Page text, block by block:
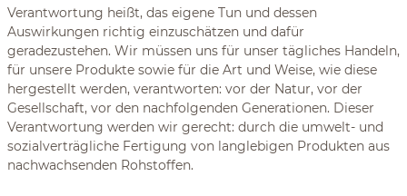
Verantwortung heißt, das eigene Tun und dessen
Auswirkungen richtig einzuschätzen und dafür
geradezustehen. Wir müssen uns für unser tägliches Handeln,
für unsere Produkte sowie für die Art und Weise, wie diese
hergestellt werden, verantworten: vor der Natur, vor der
Gesellschaft, vor den nachfolgenden Generationen. Dieser
Verantwortung werden wir gerecht: durch die umwelt- und
sozialverträgliche Fertigung von langlebigen Produkten aus
nachwachsenden Rohstoffen.